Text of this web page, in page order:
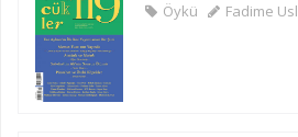
Öykü
Fadime